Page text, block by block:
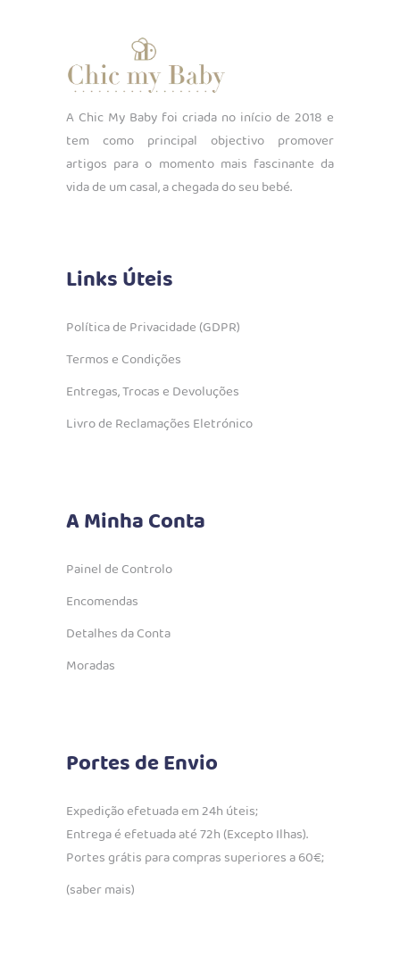
A Chic My Baby foi criada no início de 2018 e
tem como principal objectivo promover
artigos para o momento mais fascinante da
vida de um casal, a chegada do seu bebé.
Links Úteis
Política de Privacidade (GDPR)
Termos e Condições
Entregas, Trocas e Devoluções
Livro de Reclamações Eletrónico
A Minha Conta
Painel de Controlo
Encomendas
Detalhes da Conta
Moradas
Portes de Envio
Expedição efetuada em 24h úteis;
Entrega é efetuada até 72h (Excepto Ilhas).
Portes grátis para compras superiores a 60€;
(saber mais)